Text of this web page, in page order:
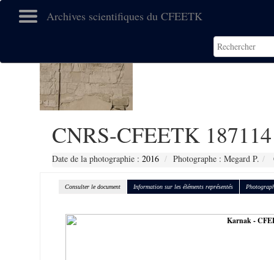
Archives scientifiques du CFEETK
CNRS-CFEETK 187114
Date de la photographie : 2016 Photographe : Megard P.
Consulter le document Information sur les éléments représentés